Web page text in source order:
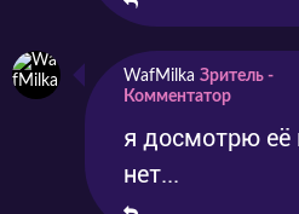
WafMilka Зритель -
Комментатор
я досмотрю её
нет...